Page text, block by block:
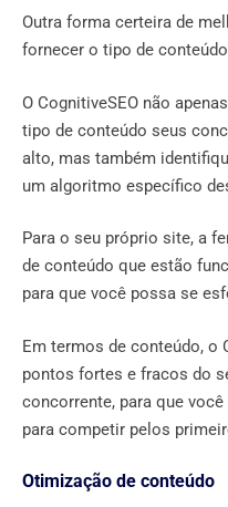
Outra forma certeira de
fornecer o tipo de
O CognitiveSEO não
tipo de conteúdo seus
alto, mas também
um algoritmo específico
Para o seu próprio site, a
de conteúdo que estão
para que você possa se
Em termos de conteúdo, o
pontos fortes e fracos do
concorrente, para que
para competir pelos
Otimização de conteúdo